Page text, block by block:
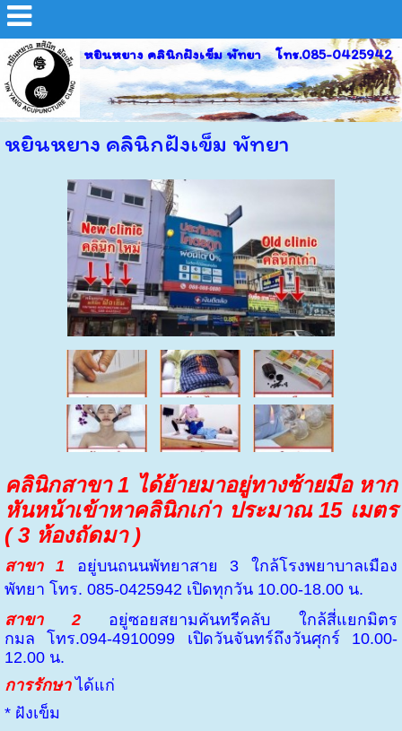
หยินหยาง คลินิกฝังเข็ม พัทยา โทร.085-0425942
หยินหยาง คลินิกฝังเข็ม พัทยา
คลินิกสาขา 1 ได้ย้ายมาอยู่ทางซ้ายมือ หาก
หันหน้าเข้าหาคลินิกเก่า ประมาณ 15 เมตร
( 3 ห้องถัดมา )
สาขา 1
อยู่บนถนนพัทยาสาย 3 ใกล้โรงพยาบาลเมือง
พัทยา โทร. 085-0425942 เปิดทุกวัน 10.00-18.00 น.
สาขา 2
อยู่ซอยสยามคันทรีคลับ ใกล้สี่แยกมิตร
กมลโทร.094-4910099 เปิดวันจันทร์ถึงวันศุกร์ 10.00-
12.00 น.
การรักษา ได้แก่
* ฝังเข็ม